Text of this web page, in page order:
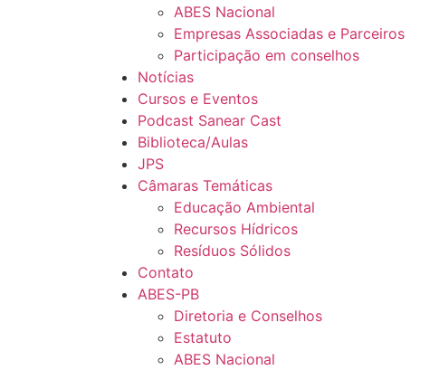
ABES Nacional
Empresas Associadas e Parceiros
Participação em conselhos
Notícias
Cursos e Eventos
Podcast Sanear Cast
Biblioteca/Aulas
JPS
Câmaras Temáticas
Educação Ambiental
Recursos Hídricos
Resíduos Sólidos
Contato
ABES-PB
Diretoria e Conselhos
Estatuto
ABES Nacional